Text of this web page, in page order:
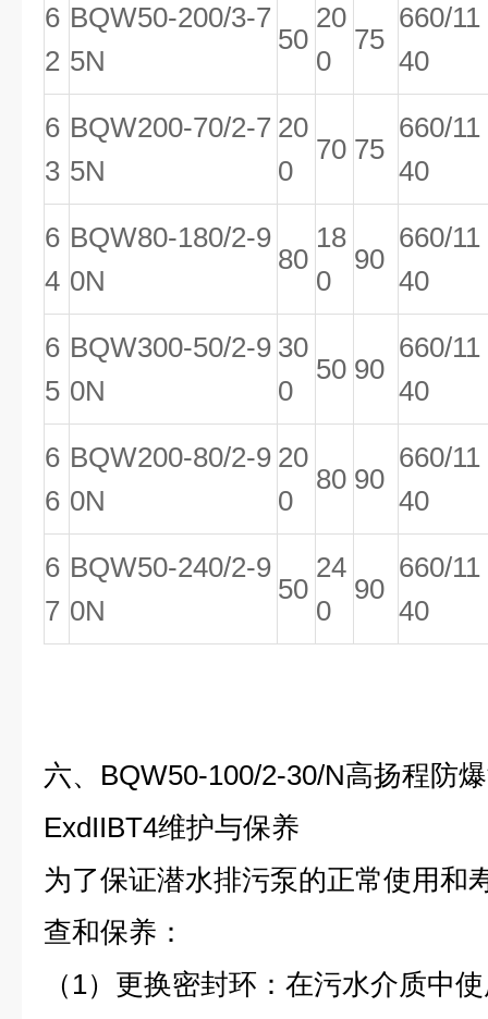
6
2
BQW50-200/3-7
5N
50
20
0
75
660/11
40
6
3
BQW200-70/2-7
5N
20
0
70 75
660/11
40
6
4
BQW80-180/2-9
0N
80
18
0
90
660/11
40
6
5
BQW300-50/2-9
0N
30
0
50 90
660/11
40
6
6
BQW200-80/2-9
0N
20
0
80 90
660/11
40
6
7
BQW50-240/2-9
0N
50
24
0
90
660/11
40
六、BQW50-100/2-30/N高扬程防
ExdIIBT4维护与保养
为了保证潜水排污泵的正常使用和
查和保养：
（1）更换密封环：在污水介质中